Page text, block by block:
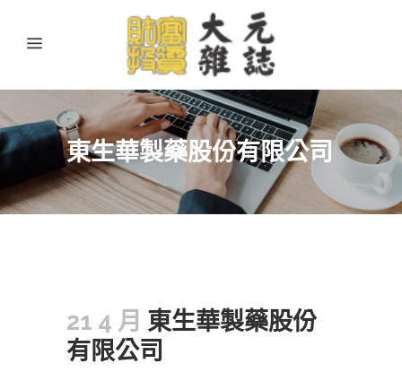
東生華製藥股份有限公司
21 4 月 東生華製藥股份
有限公司